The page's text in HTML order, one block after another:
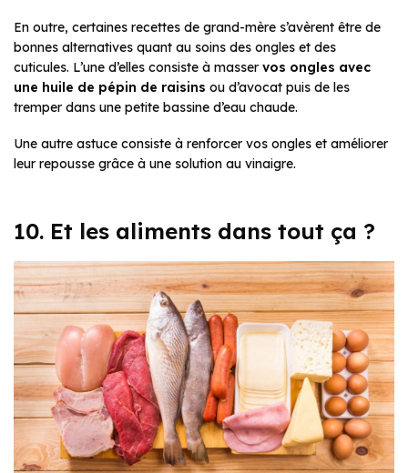
En outre, certaines recettes de grand-mère s’avèrent être de
bonnes alternatives quant au soins des ongles et des
cuticules. L’une d’elles consiste à masser vos ongles avec
une huile de pépin de raisins ou d’avocat puis de les
tremper dans une petite bassine d’eau chaude.
Une autre astuce consiste à renforcer vos ongles et améliorer
leur repousse grâce à une solution au vinaigre.
10. Et les aliments dans tout ça ?